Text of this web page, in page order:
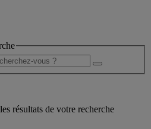
résultats de votre recherche